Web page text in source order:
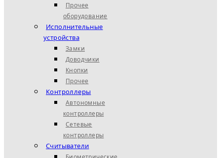
Прочее
оборудование
Исполнительные
устройства
Замки
Доводчики
Кнопки
Прочее
Контроллеры
Автономные
контроллеры
Сетевые
контроллеры
Считыватели